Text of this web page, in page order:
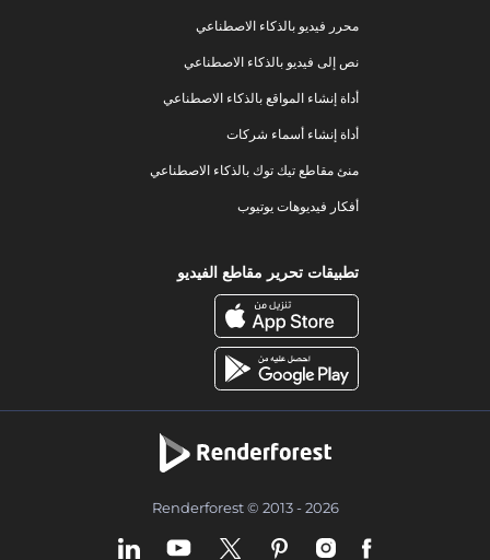
محرر فيديو بالذكاء الاصطناعي
نص إلى فيديو بالذكاء الاصطناعي
أداة إنشاء المواقع بالذكاء الاصطناعي
أداة إنشاء أسماء شركات
منئ مقاطع تيك توك بالذكاء الاصطناعي
أفكار فيديوهات يوتيوب
تطبيقات تحرير مقاطع الفيديو
Renderforest © 2013 - 2026